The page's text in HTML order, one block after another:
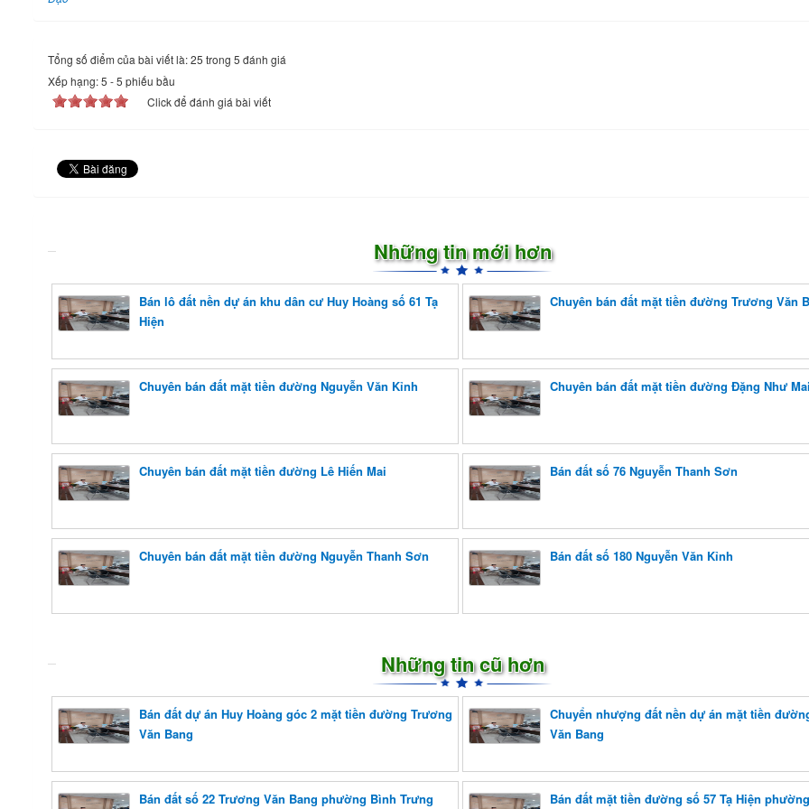
Tổng số điểm của bài viết là: 25 trong 5 đánh giá
Xếp hạng:5 -5 phiếu bầu
Click để đánh giá bài viết
Những tin mới hơn
Bán lô đất nền dự án khu dân cư Huy Hoàng số 61 Tạ
Hiện
Chuyên bán đất mặt tiền đường Trương Văn
Chuyên bán đất mặt tiền đường Nguyễn Văn Kỉnh Chuyên bán đất mặt tiền đường Đặng Như Mai
Chuyên bán đất mặt tiền đường Lê Hiến Mai Bán đất số 76 Nguyễn Thanh Sơn
Chuyên bán đất mặt tiền đường Nguyễn Thanh Sơn Bán đất số 180 Nguyễn Văn Kỉnh
Những tin cũ hơn
Bán đất dự án Huy Hoàng góc 2 mặt tiền đường Trương
Văn Bang
Chuyển nhượng đất nền dự án mặt tiền
Văn Bang
Bán đất số 22 Trương Văn Bang phường Bình Trưng Bán đất mặt tiền đường số 57 Tạ Hiện